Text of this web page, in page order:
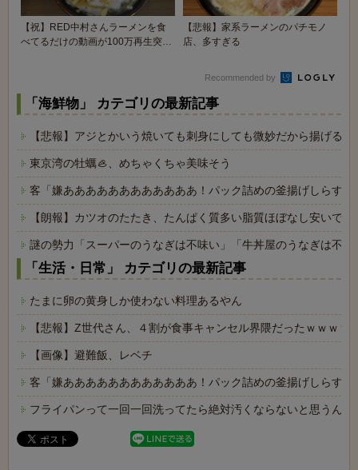
【祝】RED中村さんラーメンを食
べてるだけの動画が100万再生突破
【悲報】家系ラーメンのパチモノ
店、多すぎる
Recommended by
「海鮮物」 カテゴリの最新記事
【悲報】アジとかいう焼いても刺身にしても微妙だから揚げる
東京湾の牡蠣🦪、めちゃくちゃ美味そう
客「嫌ああああああああああああ！パック詰めの釜揚げしらす
【朗報】カツオのたたき、たんぱく質多い脂質ほぼなし安いで
謎の勢力「スーパーのうなぎは不味い」「牛丼屋のうなぎは不味
「生活・日常」 カテゴリの最新記事
たまに卵の黄身しか使わない料理あるやん
【悲報】Z世代さん、４割が食事キャンセル界隈だったｗｗｗｗ
【画像】避難飯、レベチ
客「嫌ああああああああああああ！パック詰めの釜揚げしらす
フライパンって一回一回洗ってたら絶対汚くならないと思うんや